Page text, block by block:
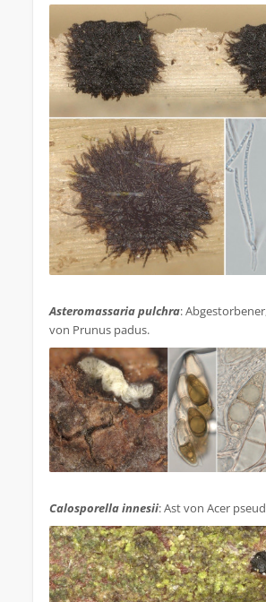
Asteromassaria pulchra:
von Prunus padus.
Calosporella innesii: Ast von Acer